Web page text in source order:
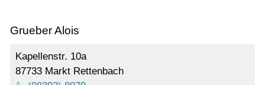
Grueber Alois
Kapellenstr. 10a
87733 Markt Rettenbach